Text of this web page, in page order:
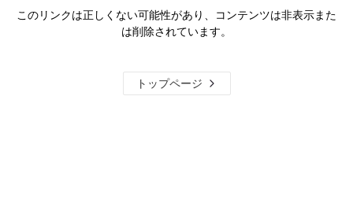
このリンクは正しくない可能性があり、コンテンツは非表示また
は削除されています。
トップページ